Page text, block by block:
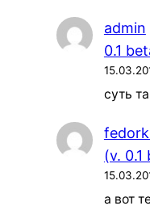
admin
0.1
суть
(v. 0.1
а вот